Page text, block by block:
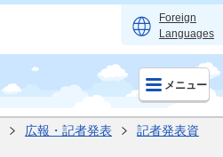
Foreign
Languages
メニュー
広報・記者発表
記者発表資